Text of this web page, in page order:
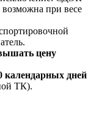
возможна при весе
цену
календарных дней
ТК).